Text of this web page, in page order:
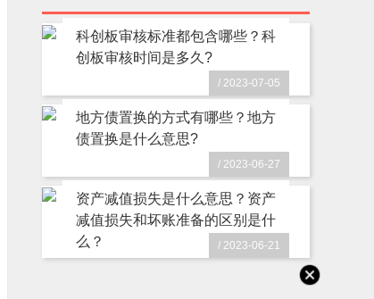
科创板审核标准都包含哪些？科
创板审核时间是多久?
/ 2023-07-05
地方债置换的方式有哪些？地方
债置换是什么意思?
/ 2023-06-27
资产减值损失是什么意思？资产
减值损失和坏账准备的区别是什
么？
/ 2023-06-21